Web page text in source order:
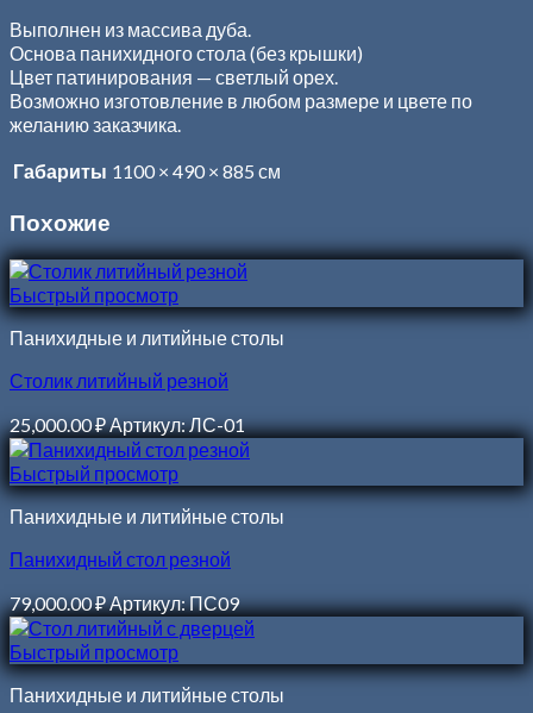
Выполнен из массива дуба.
Основа панихидного стола (без крышки)
Цвет патинирования — светлый орех.
Возможно изготовление в любом размере и цвете по
желанию заказчика.
Габариты 1100 × 490 × 885 см
Похожие
Быстрый просмотр
Панихидные и литийные столы
Столик литийный резной
25,000.00₽Артикул: ЛС-01
Быстрый просмотр
Панихидные и литийные столы
Панихидный стол резной
79,000.00₽Артикул: ПС09
Быстрый просмотр
Панихидные и литийные столы